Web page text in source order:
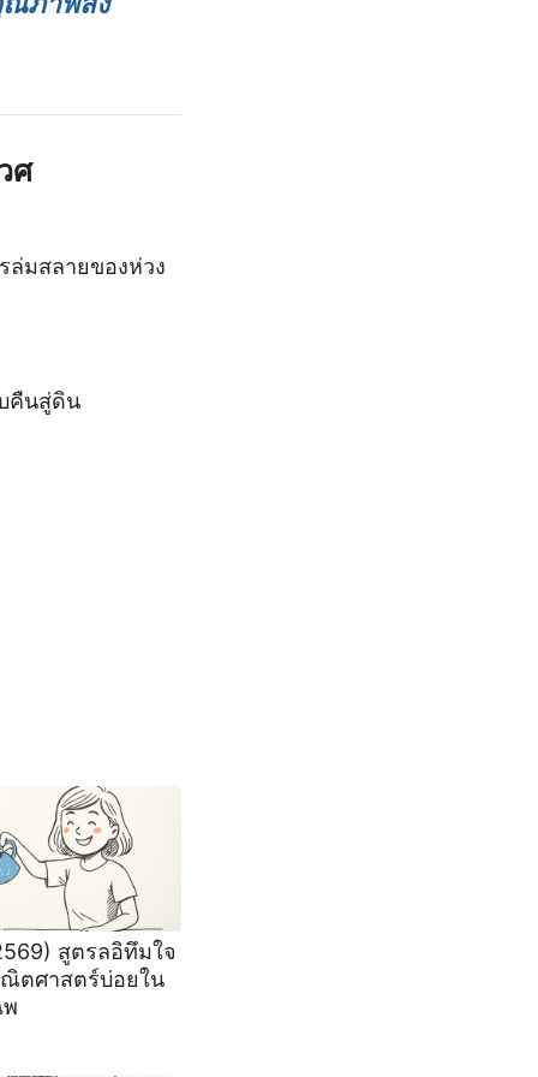
ศ
ล่มสลายของห่วง
คืนสู่ดิน
สูตรลอิทึมใจ
ตศาสตร์บ่อยใน
พ